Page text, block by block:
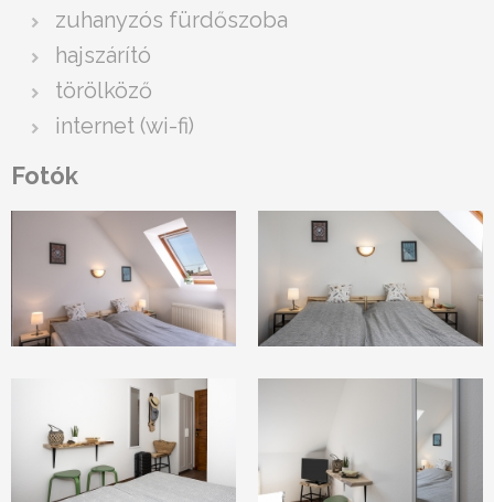
zuhanyzós fürdőszoba
hajszárító
törölköző
internet (wi-fi)
Fotók